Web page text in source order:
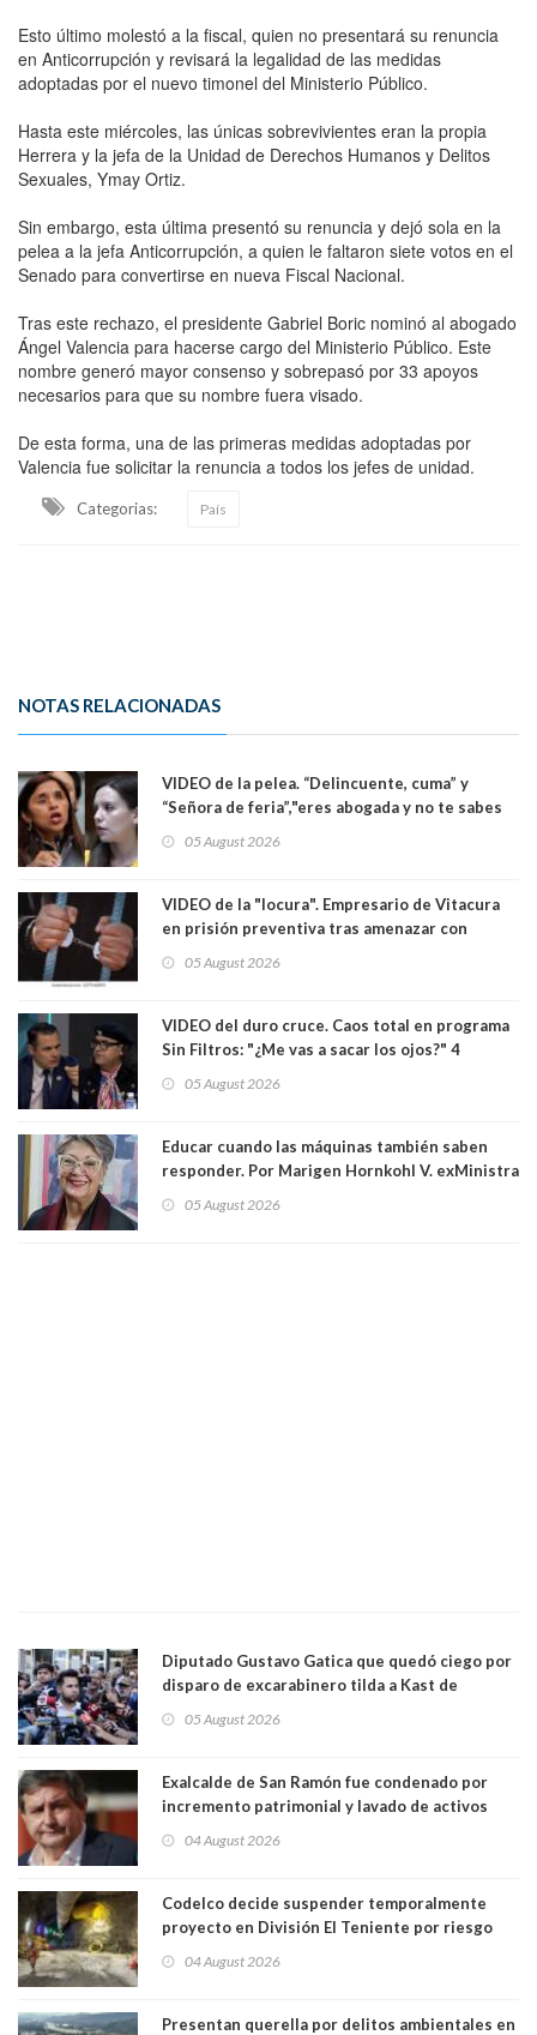
Esto último molestó a la fiscal, quien no presentará su renuncia
en Anticorrupción y revisará la legalidad de las medidas
adoptadas por el nuevo timonel del Ministerio Público.
Hasta este miércoles, las únicas sobrevivientes eran la propia
Herrera y la jefa de la Unidad de Derechos Humanos y Delitos
Sexuales, Ymay Ortiz.
Sin embargo, esta última presentó su renuncia y dejó sola en la
pelea a la jefa Anticorrupción, a quien le faltaron siete votos en el
Senado para convertirse en nueva Fiscal Nacional.
Tras este rechazo, el presidente Gabriel Boric nominó al abogado
Ángel Valencia para hacerse cargo del Ministerio Público. Este
nombre generó mayor consenso y sobrepasó por 33 apoyos
necesarios para que su nombre fuera visado.
De esta forma, una de las primeras medidas adoptadas por
Valencia fue solicitar la renuncia a todos los jefes de unidad.
Categorias: País
NOTAS RELACIONADAS
VIDEO de la pelea. “Delincuente, cuma” y
“Señora de feria”,"eres abogada y no te sabes
senadoras Camila Flores y Fabiola Campillai en
05 August 2026
VIDEO de la "locura". Empresario de Vitacura
en prisión preventiva tras amenazar con
Los persiguió en potente camioneta
05 August 2026
VIDEO del duro cruce. Caos total en programa
Sin Filtros: "¿Me vas a sacar los ojos?" 4
excarabinero que dejó ciego a Gustavo Gatica:
05 August 2026
Educar cuando las máquinas también saben
responder. Por Marigen Hornkohl V. exMinistra
05 August 2026
Diputado Gustavo Gatica que quedó ciego por
disparo de excarabinero tilda a Kast de
absolución del exuniformado. Presidente DC
05 August 2026
Exalcalde de San Ramón fue condenado por
incremento patrimonial y lavado de activos
04 August 2026
Codelco decide suspender temporalmente
proyecto en División El Teniente por riesgo
04 August 2026
Presentan querella por delitos ambientales en